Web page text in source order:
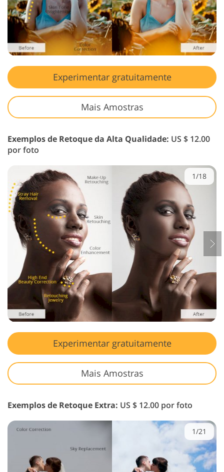
Experimentar gratuitamente
Mais Amostras
Exemplos de Retoque da Alta Qualidade: US $ 12.00
por foto
1/18
Experimentar gratuitamente
Mais Amostras
Exemplos de Retoque Extra: US $ 12.00 por foto
1/21